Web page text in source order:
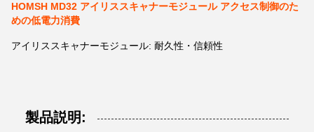
HOMSH MD32 アイリススキャナーモジュール アクセス制御のた
めの低電力消費
アイリススキャナーモジュール: 耐久性・信頼性
製品説明: